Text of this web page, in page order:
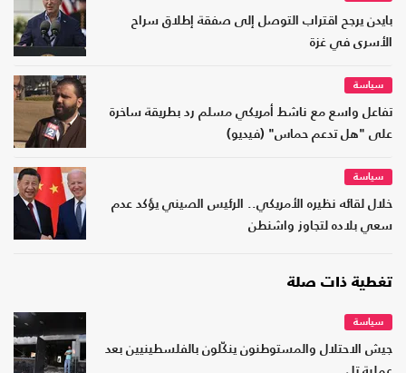
بايدن يرجح اقتراب التوصل إلى صفقة إطلاق سراح
الأسرى في غزة
سياسة
تفاعل واسع مع ناشط أمريكي مسلم رد بطريقة ساخرة
على "هل تدعم حماس" (فيديو)
سياسة
خلال لقائه نظيره الأمريكي.. الرئيس الصيني يؤكد عدم
سعي بلاده لتجاوز واشنطن
تغطية ذات صلة
سياسة
جيش الاحتلال والمستوطنون ينكّلون بالفلسطينيين بعد